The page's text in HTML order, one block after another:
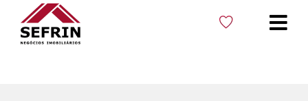
Início»Blog »Pontos turísticos